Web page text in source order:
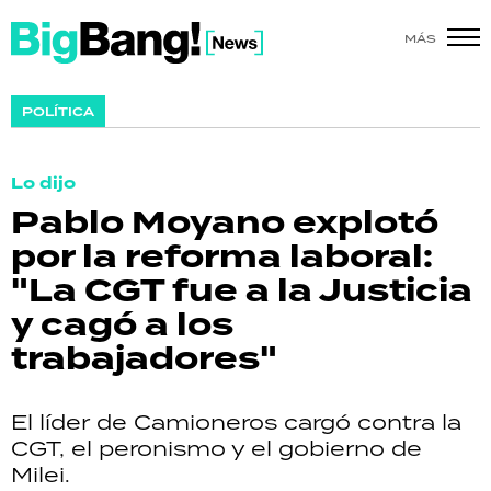
MÁS
POLÍTICA
Lo dijo
Pablo Moyano explotó
por la reforma laboral:
"La CGT fue a la Justicia
y cagó a los
trabajadores"
El líder de Camioneros cargó contra la
CGT, el peronismo y el gobierno de
Milei.
SHOW
ACTUALIDAD
POLICIALES
ECONOMÍA
GRAN HERMANO
SALUD
DEPORTES